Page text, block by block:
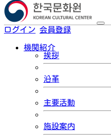
ログイン 会員登録
機関紹介
挨拶
沿革
主要活動
施設案内